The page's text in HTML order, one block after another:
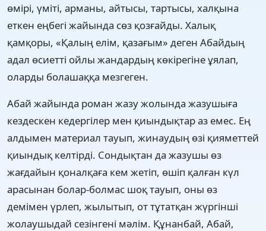
өмірі, үміті, арманы, айтысы, тартысы, халқына
еткен еңбегі жайында сөз қозғайды. Халық
қамқоры, «Қалың елім, қазағым» деген Абайдың
адал өсиетті ойлы жандардың көкірегіне ұялап,
оларды болашаққа мезгеген.
Абай жайында роман жазу жолында жазушыға
кездескен кедергілер мен қиындықтар аз емес. Ең
алдымен материал тауып, жинаудың өзі қияметтей
қиындық келтірді. Сондықтан да жазушы өз
жағдайын қоналқаға кем жетіп, өшіп қалған күл
арасынан болар-болмас шоқ тауып, оны өз
демімен үрлеп, жылытып, от тұтатқан жүргінші
жолаушыдай сезінгені мәлім. Құнанбай, Абай,